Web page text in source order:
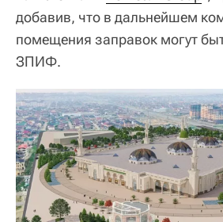
добавив, что в дальнейшем
помещения заправок могут
ЗПИФ.